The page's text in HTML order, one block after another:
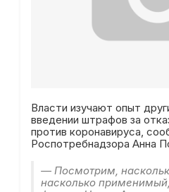
Власти изучают опыт
введении штрафов за
против коронавируса,
Роспотребнадзора Анна
— Посмотрим,
насколько